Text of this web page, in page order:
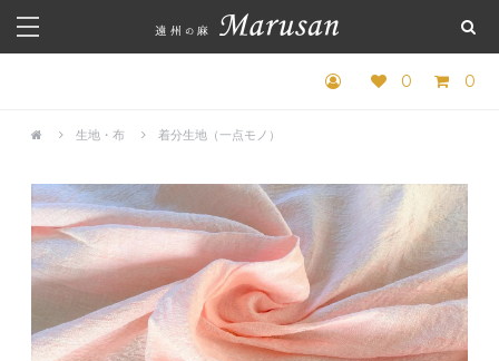
0 0
生地・布 着分生地（一点モノ）